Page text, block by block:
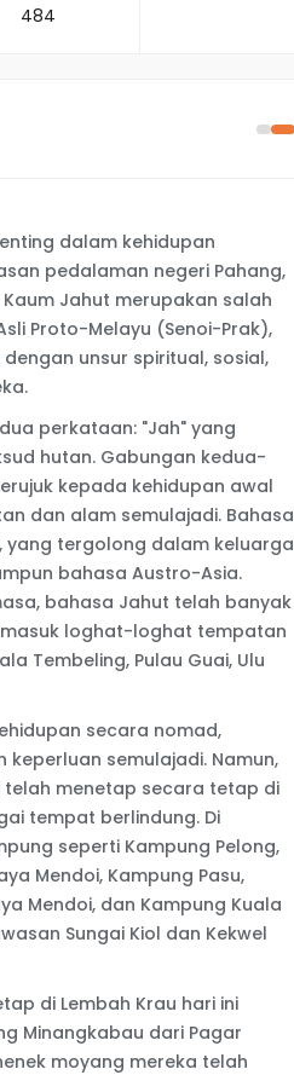
484
dalam kehidupan
pedalaman negeri Pahang,
Jahut merupakan salah
Proto-Melayu (Senoi-Prak),
unsur spiritual, sosial,
perkataan: "Jah" yang
hutan. Gabungan kedua-
kepada kehidupan awal
dan alam semulajadi. Bahasa
yang tergolong dalam keluarga
bahasa Austro-Asia.
bahasa Jahut telah banyak
loghat-loghat tempatan
Tembeling, Pulau Guai, Ulu
secara nomad,
semulajadi. Namun,
telah menetap secara tetap di
tempat berlindung. Di
seperti Kampung Pelong,
Mendoi, Kampung Pasu,
Mendoi, dan Kampung Kuala
Sungai Kiol dan Kekwel
di Lembah Krau hari ini
Minangkabau dari Pagar
moyang mereka telah